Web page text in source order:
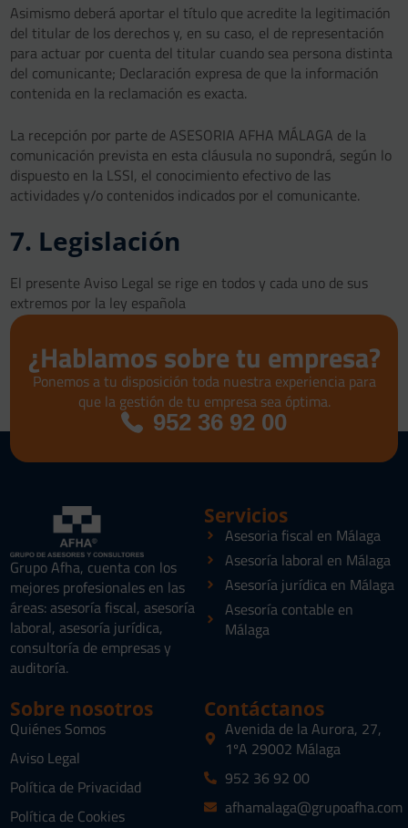
Asimismo deberá aportar el título que acredite la legitimación
del titular de los derechos y, en su caso, el de representación
para actuar por cuenta del titular cuando sea persona distinta
del comunicante; Declaración expresa de que la información
contenida en la reclamación es exacta.
La recepción por parte de ASESORIA AFHA MÁLAGA de la
comunicación prevista en esta cláusula no supondrá, según lo
dispuesto en la LSSI, el conocimiento efectivo de las
actividades y/o contenidos indicados por el comunicante.
7. Legislación
El presente Aviso Legal se rige en todos y cada uno de sus
extremos por la ley española
¿Hablamos sobre tu empresa?
Ponemos a tu disposición toda nuestra experiencia para
que la gestión de tu empresa sea óptima.
952 36 92 00
Grupo Afha, cuenta con los
mejores profesionales en las
áreas: asesoría fiscal, asesoría
laboral, asesoría jurídica,
consultoría de empresas y
auditoría.
Servicios
Asesoria fiscal en Málaga
Asesoría laboral en Málaga
Asesoría jurídica en Málaga
Asesoría contable en
Málaga
Sobre nosotros
Quiénes Somos
Aviso Legal
Política de Privacidad
Política de Cookies
Contáctanos
Avenida de la Aurora, 27,
1ºA 29002 Málaga
952 36 92 00
afhamalaga@grupoafha.com